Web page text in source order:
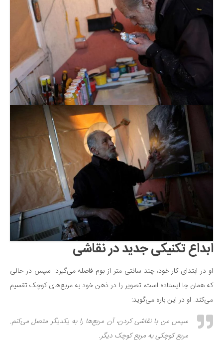
اخبار
ابداع تکنیکی جدید در نقاشی
او در ابتدای کار خود، چند سانتی متر از بوم فاصله می‌گیرد. سپس در حالی
که همان جا ایستاده است، تصویر را در ذهن خود به مربع‌های کوچک تقسیم
می‌کند. او در این باره می‌گوید:
سپس من با نقاشی کردن، آن مربع‌ها را به یکدیگر متصل می‌کنم.
مربع کوچکی به مربع کوچک دیگر.